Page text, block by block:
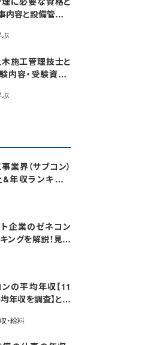
内容と設備管理と
ぶ
施工管理技士と
内容・受験資格・
ぶ
業界（サブコン）
年収ランキング
ンル別】今後の動
企業のゼネコン
ングを解説！見極
の平均年収【11
年収を調査】と年
介
・給料